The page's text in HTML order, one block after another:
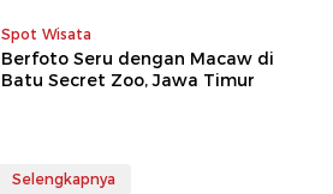
Spot Wisata
Berfoto Seru dengan Macaw di
Batu Secret Zoo, Jawa Timur
Selengkapnya